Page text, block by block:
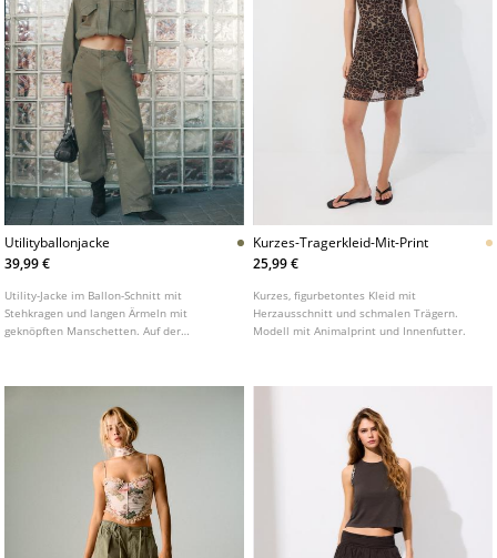
Utilityballonjacke
39,99 €
Utility-Jacke im Ballon-Schnitt mit
Stehkragen und langen Ärmeln mit
geknöpften Manschetten. Auf der
verdeckter Blende. Detail mit
Kurzes-Tragerkleid-Mit-Print
25,99 €
Kurzes, figurbetontes Kleid mit
Herzausschnitt und schmalen Trägern.
Modell mit Animalprint und Innenfutter.